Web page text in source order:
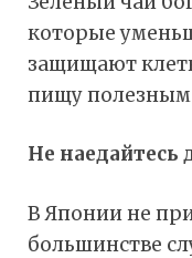
которые
защищают
пищу полезным
Не наедайтесь
В Японии не
большинстве